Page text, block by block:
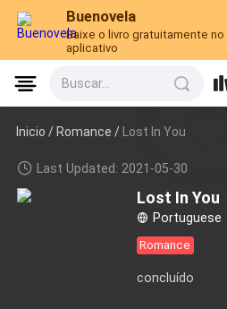
Buenovela
Baixe o livro gratuitamente no
aplicativo
Buscar...
Inicio /Romance / Lost In You
Last Updated: 2021-05-30
Lost In You
Portuguese
Romance
concluído